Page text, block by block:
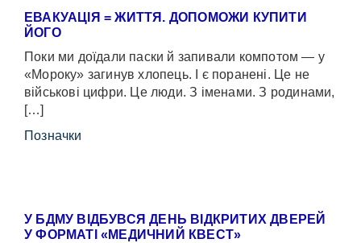
ЕВАКУАЦІЯ = ЖИТТЯ. ДОПОМОЖИ КУПИТИ
ЙОГО
Поки ми доїдали паски й запивали компотом — у
«Мороку» загинув хлопець. І є поранені. Це не
військові цифри. Це люди. З іменами. З родинами,
[…]
Позначки
У БДМУ ВІДБУВСЯ ДЕНЬ ВІДКРИТИХ ДВЕРЕЙ
У ФОРМАТІ «МЕДИЧНИЙ КВЕСТ»